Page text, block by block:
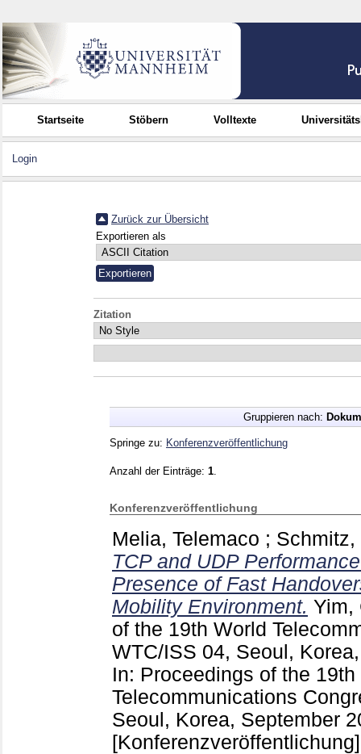
Startseite Stöbern Volltexte
Login
Zurück zur Übersicht
Exportieren als
Zitation
Gruppieren nach:
Springe zu: Konferenzveröffentlichung
Anzahl der Einträge: 1
Konferenzveröffentlichung
Melia, Telemaco ; Schmitz,
TCP and UDP
Presence of Fast
Mobility Environment. Yim,
of the 19th World
WTC/ISS 04, Seoul,
In: Proceedings of the 19th
Telecommunications
Seoul, Korea, September
[Konferenzveröffentlichung]